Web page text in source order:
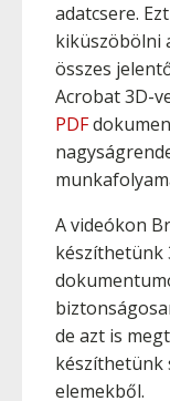
adatcsere.
kiküszöbölni
összes
Acrobat 3D-
PDF
A videókon
készíthetünk
de azt is
készíthetünk
elemekből.